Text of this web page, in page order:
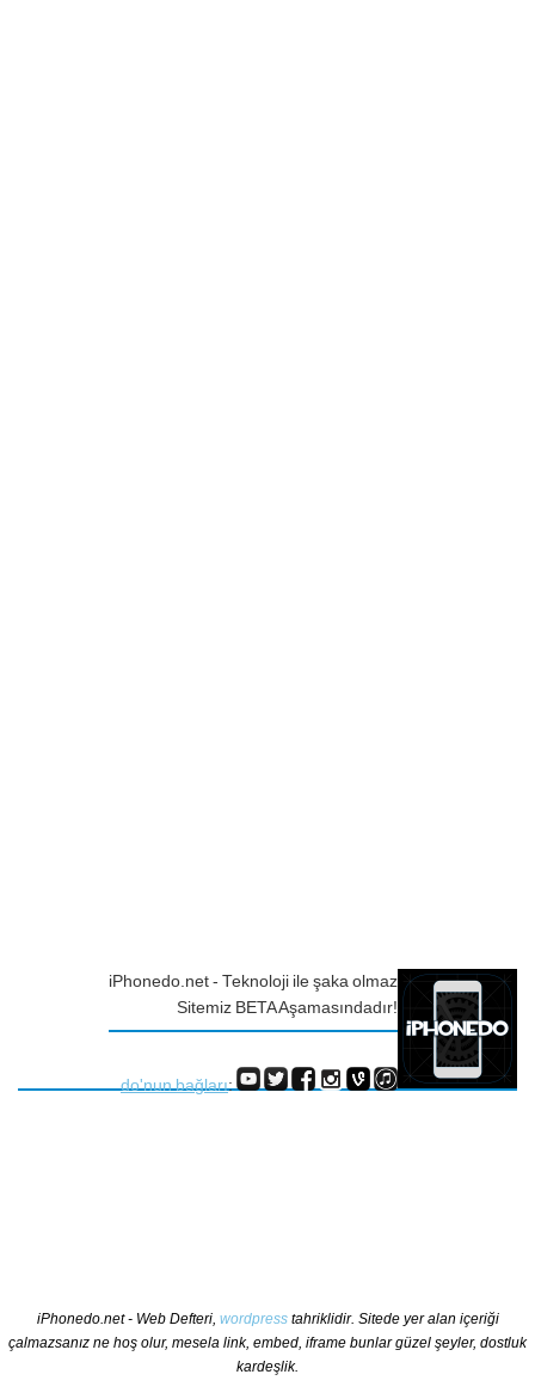
iPhonedo.net - Teknoloji ile şaka olmaz
Sitemiz BETA Aşamasındadır!
do'nun bağları:
iPhonedo.net - Web Defteri, wordpresstahriklidir. Sitede yer alan içeriği
çalmazsanız ne hoş olur, mesela link, embed, iframe bunlar güzel şeyler, dostluk
kardeşlik.